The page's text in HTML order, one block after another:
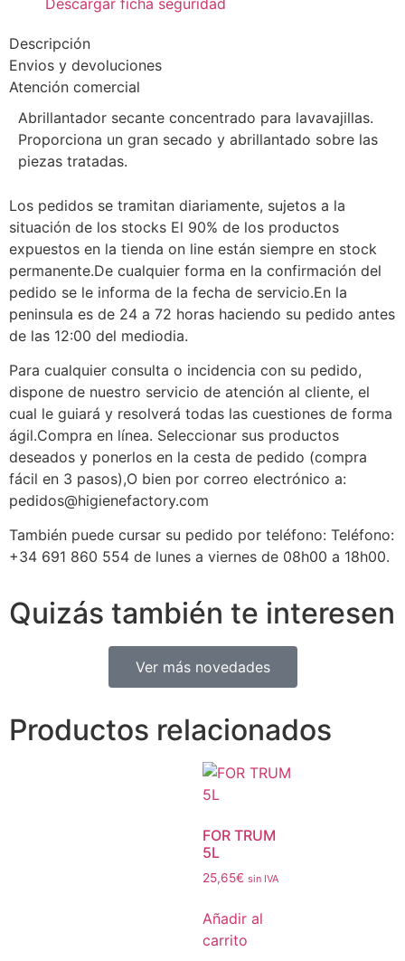
Descargar ficha seguridad
Descripción
Envios y devoluciones
Atención comercial
Abrillantador secante concentrado para lavavajillas.
Proporciona un gran secado y abrillantado sobre las
piezas tratadas.
Los pedidos se tramitan diariamente, sujetos a la
situación de los stocks El 90% de los productos
expuestos en la tienda on line están siempre en stock
permanente.De cualquier forma en la confirmación del
pedido se le informa de la fecha de servicio.En la
peninsula es de 24 a 72 horas haciendo su pedido antes
de las 12:00 del mediodia.
Para cualquier consulta o incidencia con su pedido,
dispone de nuestro servicio de atención al cliente, el
cual le guiará y resolverá todas las cuestiones de forma
ágil.Compra en línea. Seleccionar sus productos
deseados y ponerlos en la cesta de pedido (compra
fácil en 3 pasos),O bien por correo electrónico a:
pedidos@higienefactory.com
También puede cursar su pedido por teléfono: Teléfono:
+34 691 860 554 de lunes a viernes de 08h00 a 18h00.
Quizás también te interesen
Ver más novedades
Productos relacionados
FOR TRUM
5L
25,65€ sin IVA
Añadir al
carrito